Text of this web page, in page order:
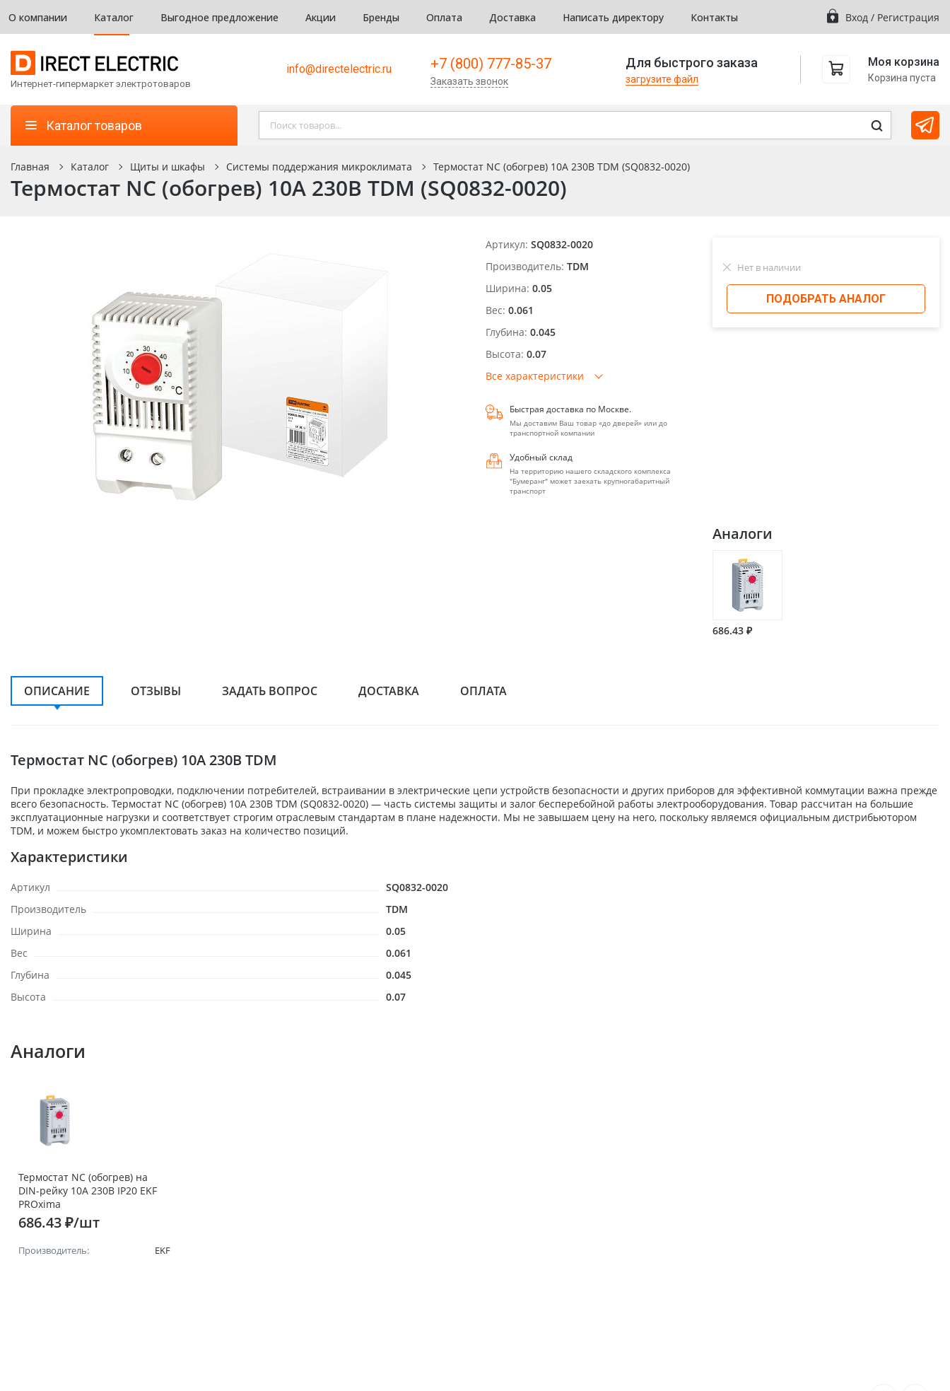
О компании Каталог Выгодное предложение Акции Бренды Оплата Доставка Написать директору Контакты Вход / Регистрация
Интернет-гипермаркет электротоваров
info@directelectric.ru +7 (800) 777-85-37
Заказать звонок
Для быстрого заказа
загрузите файл
Моя корзина
Корзина пуста
Каталог товаров
Главная Каталог Щиты и шкафы Системы поддержания микроклимата Термостат NС (обогрев) 10А 230В TDM (SQ0832-0020)
Термостат NС (обогрев) 10А 230В TDM (SQ0832-0020)
Артикул: SQ0832-0020
Производитель: TDM
Ширина: 0.05
Вес: 0.061
Глубина: 0.045
Высота: 0.07
Все характеристики
Быстрая доставка по Москве.
Мы доставим Ваш товар «до дверей» или до
транспортной компании
Удобный склад
На территорию нашего складского комплекса
"Бумеранг" может заехать крупногабаритный
транспорт
Нет в наличии
ПОДОБРАТЬ АНАЛОГ
Аналоги
686.43 ₽
ОПИСАНИЕ ОТЗЫВЫ ЗАДАТЬ ВОПРОС ДОСТАВКА ОПЛАТА
Термостат NС (обогрев) 10А 230В TDM
При прокладке электропроводки, подключении потребителей, встраивании в электрические цепи устройств безопасности и других приборов для эффективной коммутации важна прежде
всего безопасность. Термостат NС (обогрев) 10А 230В TDM (SQ0832-0020) — часть системы защиты и залог бесперебойной работы электрооборудования. Товар рассчитан на большие
эксплуатационные нагрузки и соответствует строгим отраслевым стандартам в плане надежности. Мы не завышаем цену на него, поскольку являемся официальным дистрибьютором
TDM, и можем быстро укомплектовать заказ на количество позиций.
Характеристики
Артикул
SQ0832-0020
Производитель
TDM
Ширина
0.05
Вес
0.061
Глубина
0.045
Высота
0.07
Аналоги
Термостат NC (обогрев) на
DIN-рейку 10А 230В IP20 EKF
PROxima
686.43 ₽/шт
Производитель: EKF